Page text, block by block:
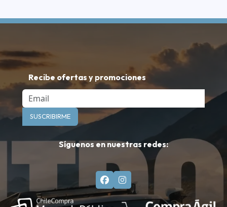
Recibe ofertas y promociones
Email
SUSCRIBIRME
Síguenos en nuestras redes: